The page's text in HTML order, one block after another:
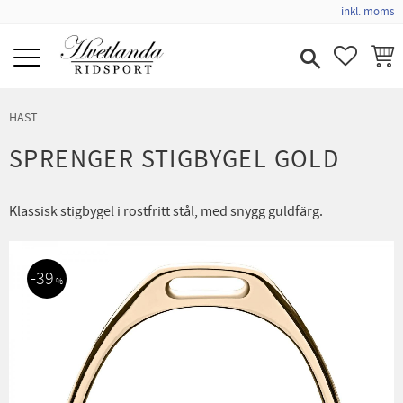
inkl. moms
HÄST
SPRENGER STIGBYGEL GOLD
Klassisk stigbygel i rostfritt stål, med snygg guldfärg.
39 %